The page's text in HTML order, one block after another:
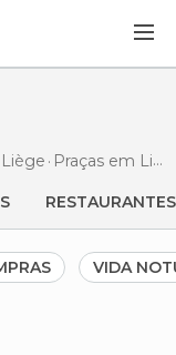
Liège Praças em Liège
RESTAURANTES
VIDA